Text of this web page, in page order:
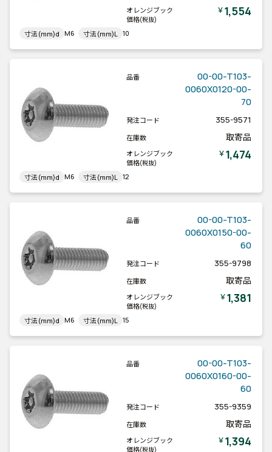
オレンジブック
価格(税抜)
￥1,554
寸法(mm)d M6 寸法(mm)L 10
品番
00-00-T103-
0060X0120-00-
70
発注コード 355-9571
在庫数 取寄品
オレンジブック
価格(税抜)
￥1,474
寸法(mm)d M6 寸法(mm)L 12
品番
00-00-T103-
0060X0150-00-
60
発注コード 355-9798
在庫数 取寄品
オレンジブック
価格(税抜)
￥1,381
寸法(mm)d M6 寸法(mm)L 15
品番
00-00-T103-
0060X0160-00-
60
発注コード 355-9359
在庫数 取寄品
オレンジブック
価格(税抜)
￥1,394